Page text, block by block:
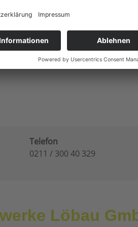
Stadtwerke-Loebau-
Telefon
0211 / 300 40 329
Löbau